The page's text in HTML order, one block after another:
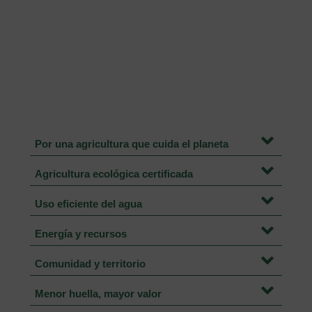
Por una agricultura que cuida el planeta
Agricultura ecológica certificada
Uso eficiente del agua
Energía y recursos
Comunidad y territorio
Menor huella, mayor valor